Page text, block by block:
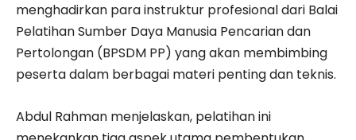
menghadirkan para instruktur profesional dari Balai
Pelatihan Sumber Daya Manusia Pencarian dan
Pertolongan (BPSDM PP) yang akan membimbing
peserta dalam berbagai materi penting dan teknis.
Abdul Rahman menjelaskan, pelatihan ini